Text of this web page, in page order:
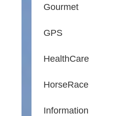
Gourmet
GPS
HealthCare
HorseRace
Information